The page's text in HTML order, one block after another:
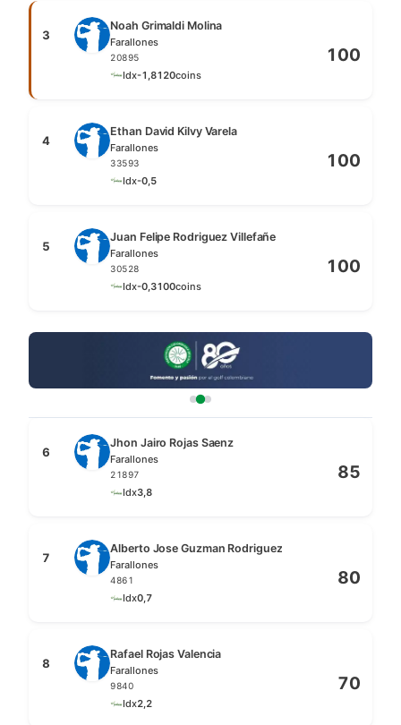
3
Noah Grimaldi Molina
Farallones
20895
Idx-1,8120coins
100
4
Ethan David Kilvy Varela
Farallones
33593
Idx-0,5
100
5
Juan Felipe Rodriguez Villefañe
Farallones
30528
Idx-0,3100coins
100
6
Jhon Jairo Rojas Saenz
Farallones
21897
Idx3,8
85
7
Alberto Jose Guzman Rodriguez
Farallones
4861
Idx0,7
80
8
Rafael Rojas Valencia
Farallones
9840
Idx2,2
70